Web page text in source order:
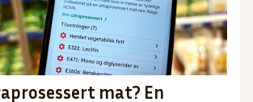
mat? En